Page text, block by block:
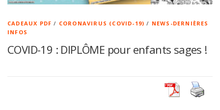
CADEAUX PDF / CORONAVIRUS (COVID-19) / NEWS-DERNIÈRES
INFOS
COVID-19 : DIPLÔME pour enfants sages !